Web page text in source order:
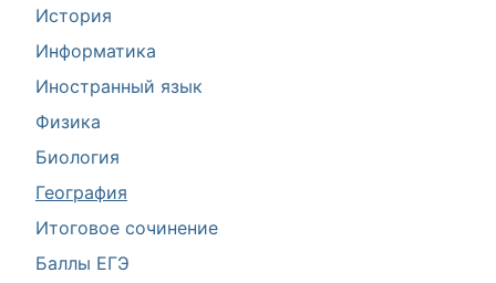
История
Информатика
Иностранный язык
Физика
Биология
География
Итоговое сочинение
Баллы ЕГЭ